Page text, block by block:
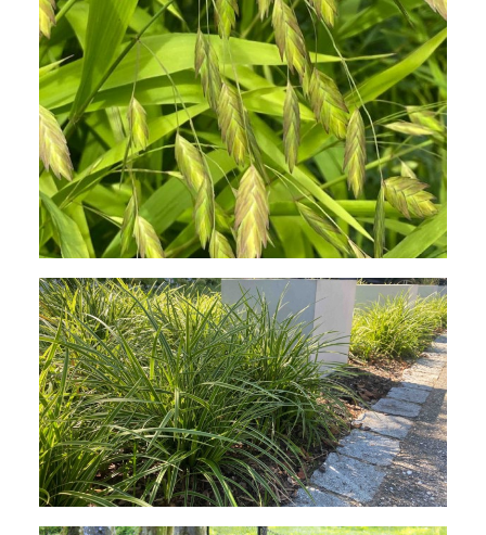
Immergrüne Ziergräser als Weichzeichner und
Bodendecker, Carex foliosissima 'Icedance'